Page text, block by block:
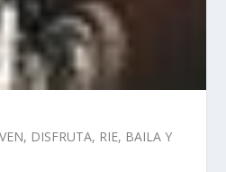
DISFRUTA, RIE, BAILA Y